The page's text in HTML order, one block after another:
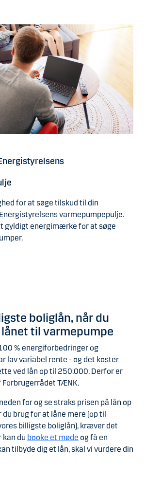
for at søge tilskud til din
varmepumpepulje.
gyldigt energimærke for at søge
boliglån, når du
til varmepumpe
% energiforbedringer og
lav variabel rente - og det koster
ved lån op til 250.000. Derfor er
TÆNK.
for og se straks prisen på lån op
brug for at låne mere (op til
billigste boliglån), kræver det
kan du booke et møde og få en
tilbyde dig et lån, skal vi vurdere din